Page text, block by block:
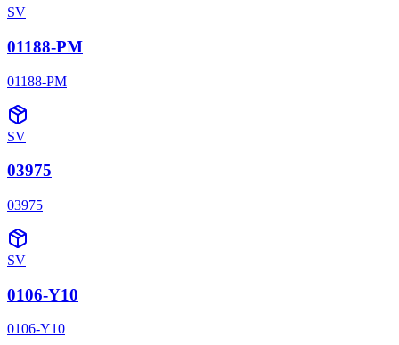
SV
01188-PM
01188-PM
SV
03975
03975
SV
0106-Y10
0106-Y10